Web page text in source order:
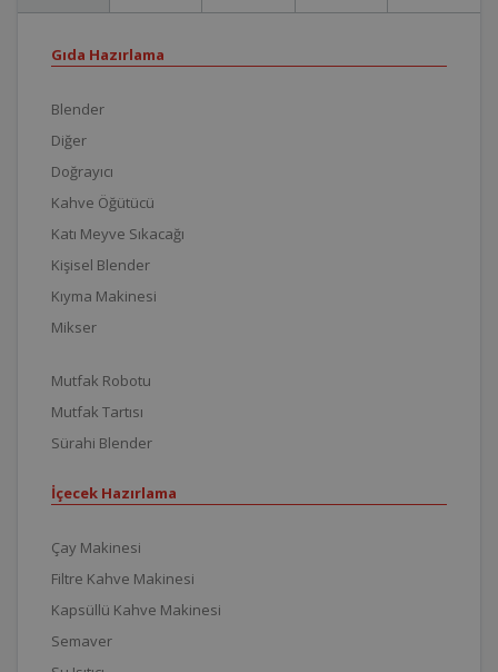
Gıda Hazırlama
Blender
Diğer
Doğrayıcı
Kahve Öğütücü
Katı Meyve Sıkacağı
Kişisel Blender
Kıyma Makinesi
Mikser
Mutfak Robotu
Mutfak Tartısı
Sürahi Blender
İçecek Hazırlama
Çay Makinesi
Filtre Kahve Makinesi
Kapsüllü Kahve Makinesi
Semaver